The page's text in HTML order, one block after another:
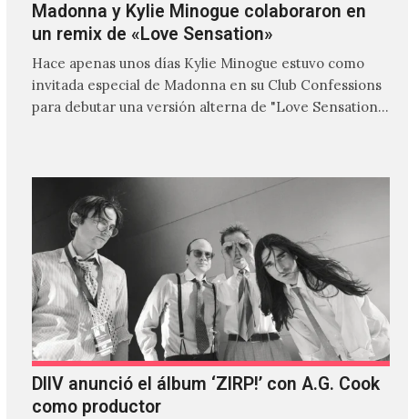
Madonna y Kylie Minogue colaboraron en
un remix de «Love Sensation»
Hace apenas unos días Kylie Minogue estuvo como
invitada especial de Madonna en su Club Confessions
para debutar una versión alterna de "Love Sensation",
DIIV anunció el álbum ‘ZIRP!’ con A.G. Cook
como productor